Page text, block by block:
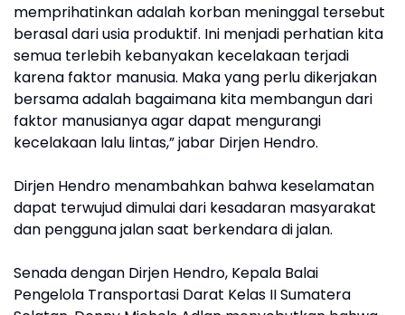
memprihatinkan adalah korban meninggal tersebut
berasal dari usia produktif. Ini menjadi perhatian kita
semua terlebih kebanyakan kecelakaan terjadi
karena faktor manusia. Maka yang perlu dikerjakan
bersama adalah bagaimana kita membangun dari
faktor manusianya agar dapat mengurangi
kecelakaan lalu lintas,” jabar Dirjen Hendro.
Dirjen Hendro menambahkan bahwa keselamatan
dapat terwujud dimulai dari kesadaran masyarakat
dan pengguna jalan saat berkendara di jalan.
Senada dengan Dirjen Hendro, Kepala Balai
Pengelola Transportasi Darat Kelas II Sumatera